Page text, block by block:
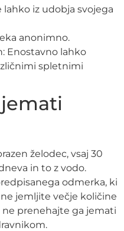
lahko iz udobja svojega
anonimno.
Enostavno lahko
spletnimi
želodec, vsaj 30
in to z vodo.
odmerka, ki
jemljite večje količine
ne prenehajte ga jemati